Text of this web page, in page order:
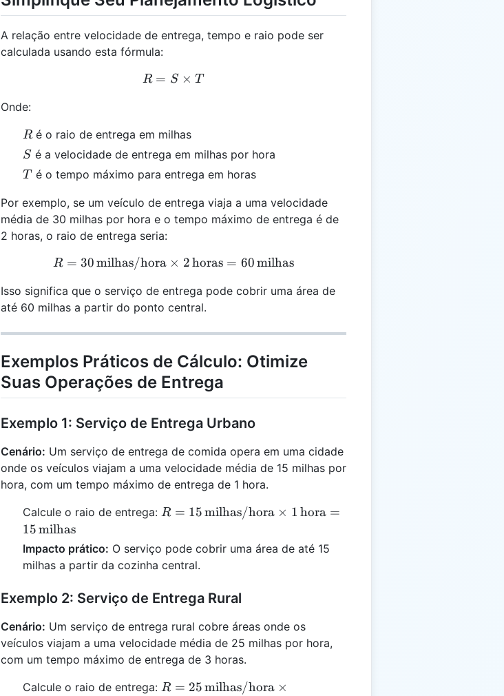
A relação entre velocidade de entrega, tempo e raio pode ser
calculada usando esta fórmula:
R = S \times T
R = S × T
Onde:
R
Ré o raio de entrega em milhas
S
S é a velocidade de entrega em milhas por hora
T
T é o tempo máximo para entrega em horas
Por exemplo, se um veículo de entrega viaja a uma velocidade
média de 30 milhas por hora e o tempo máximo de entrega é de
2 horas, o raio de entrega seria:
R = 30 \, \text{milhas/hora} \times 2 \, \text{horas}
R = 30milhas/hora × 2horas = 60milhas
Isso significa que o serviço de entrega pode cobrir uma área de
até 60 milhas a partir do ponto central.
Exemplos Práticos de Cálculo: Otimize
Suas Operações de Entrega
Exemplo 1: Serviço de Entrega Urbano
Cenário: Um serviço de entrega de comida opera em uma cidade
onde os veículos viajam a uma velocidade média de 15 milhas por
hora, com um tempo máximo de entrega de 1 hora.
Calcule o raio de entrega: R = 15 \,
\times 1 \,
\text{hora} = 15
\, \text{milhas}
R = 15milhas/hora × 1 hora =
15milhas
Impacto prático: O serviço pode cobrir uma área de até 15
milhas a partir da cozinha central.
Exemplo 2: Serviço de Entrega Rural
Cenário: Um serviço de entrega rural cobre áreas onde os
veículos viajam a uma velocidade média de 25 milhas por hora,
com um tempo máximo de entrega de 3 horas.
Calcule o raio de entrega: R = 25 \,
R = 25milhas/hora ×